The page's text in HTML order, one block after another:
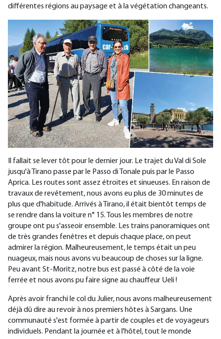
différentes régions au paysage et à la végétation changeants.
Il fallait se lever tôt pour le dernier jour. Le trajet du Val di Sole
jusqu'à Tirano passe par le Passo di Tonale puis par le Passo
Aprica. Les routes sont assez étroites et sinueuses. En raison de
travaux de revêtement, nous avons eu plus de 30 minutes de
plus que d'habitude. Arrivés à Tirano, il était bientôt temps de
se rendre dans la voiture n° 15. Tous les membres de notre
groupe ont pu s'asseoir ensemble. Les trains panoramiques ont
de très grandes fenêtres et depuis chaque place, on peut
admirer la région. Malheureusement, le temps était un peu
nuageux, mais nous avons vu beaucoup de choses sur la ligne.
Peu avant St-Moritz, notre bus est passé à côté de la voie
ferrée et nous avons pu faire signe au chauffeur Ueli !
Après avoir franchi le col du Julier, nous avons malheureusement
déjà dû dire au revoir à nos premiers hôtes à Sargans. Une
communauté s'est formée à partir de couples et de voyageurs
individuels. Pendant la journée et à l'hôtel, tout le monde